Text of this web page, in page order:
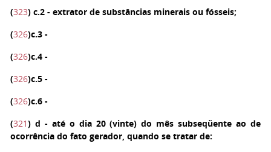
(323) c.2 - extrator de substâncias minerais ou fósseis;
(326)c.3 -
(326)c.4 -
(326)c.5 -
(326)c.6 -
(321) d - até o dia 20 (vinte) do mês subseqüente ao de
ocorrência do fato gerador, quando se tratar de: